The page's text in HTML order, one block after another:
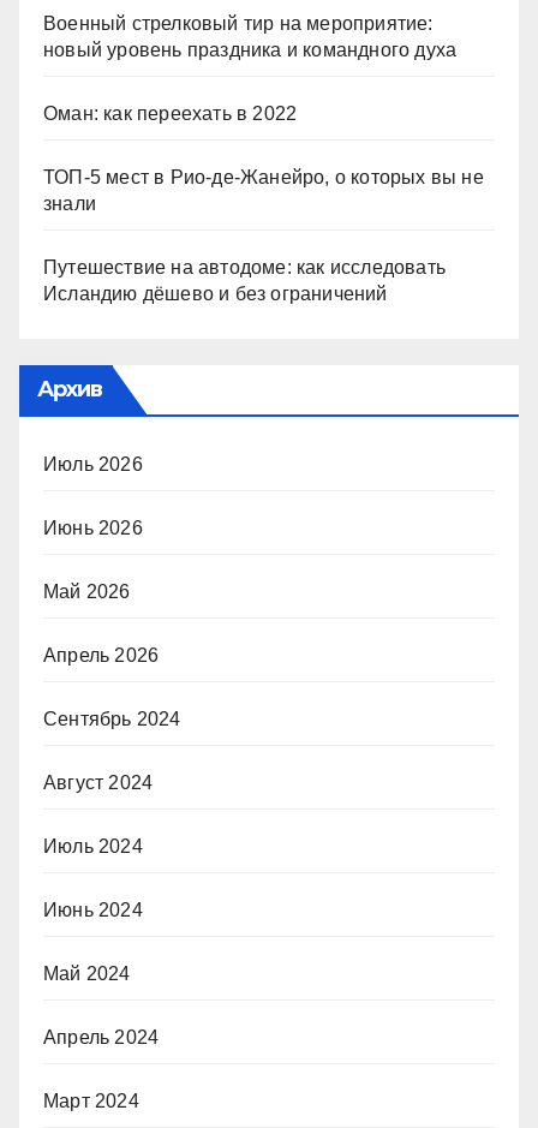
Военный стрелковый тир на мероприятие:
новый уровень праздника и командного духа
Оман: как переехать в 2022
ТОП-5 мест в Рио-де-Жанейро, о которых вы не
знали
Путешествие на автодоме: как исследовать
Исландию дёшево и без ограничений
Архив
Июль 2026
Июнь 2026
Май 2026
Апрель 2026
Сентябрь 2024
Август 2024
Июль 2024
Июнь 2024
Май 2024
Апрель 2024
Март 2024